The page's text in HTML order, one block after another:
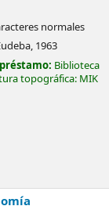
normales
1963
Biblioteca
topográfica: MIK